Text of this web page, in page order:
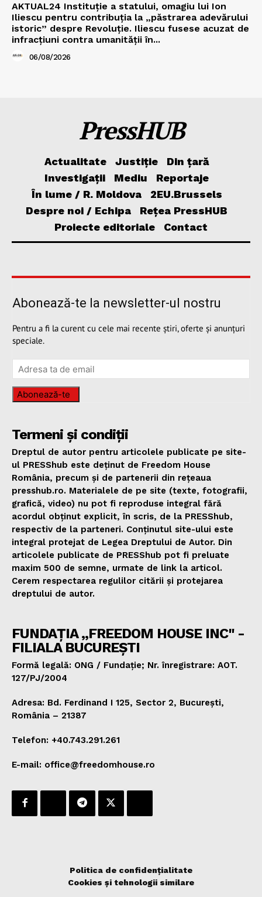
AKTUAL24 Instituție a statului, omagiu lui Ion
Iliescu pentru contribuția la „păstrarea adevărului
istoric” despre Revoluție. Iliescu fusese acuzat de
infracțiuni contra umanității în...
06/08/2026
PressHUB
Actualitate Justiție
Din țară
Investigații
Mediu
Reportaje
În lume / R. Moldova
2EU.Brussels
Despre noi / Echipa
Rețea PressHUB
Proiecte editoriale
Contact
Abonează-te la newsletter-ul nostru
Pentru a fi la curent cu cele mai recente știri, oferte și anunțuri
speciale.
Abonează-te
Termeni și condiții
Dreptul de autor pentru articolele publicate pe site-
ul PRESShub este deținut de Freedom House
România, precum și de partenerii din rețeaua
presshub.ro. Materialele de pe site (texte, fotografii,
grafică, video) nu pot fi reproduse integral fără
acordul obținut explicit, în scris, de la PRESShub,
respectiv de la parteneri. Conținutul site-ului este
integral protejat de Legea Dreptului de Autor. Din
articolele publicate de PRESShub pot fi preluate
maxim 500 de semne, urmate de link la articol.
Cerem respectarea regulilor citării și protejarea
dreptului de autor.
FUNDAȚIA „FREEDOM HOUSE INC" -
FILIALA BUCUREȘTI
Formă legală: ONG / Fundație; Nr. înregistrare: AOT.
127/PJ/2004
Adresa: Bd. Ferdinand I 125, Sector 2, București,
România – 21387
Telefon: +40.743.291.261
E-mail: office@freedomhouse.ro
Politica de confidențialitate
Cookies și tehnologii similare